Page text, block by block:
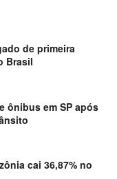
de primeira
Brasil
ônibus em SP após
cai 36,87% no